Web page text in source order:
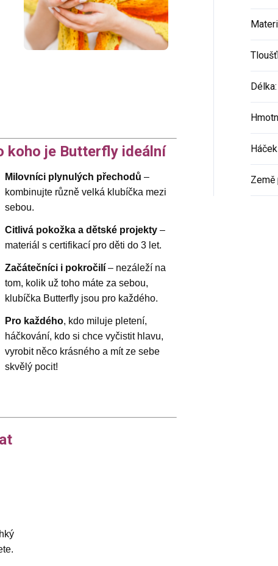
koho je Butterfly ideální
Milovníci plynulých přechodů –
kombinujte různě velká klubíčka mezi
sebou.
Citlivá pokožka a dětské projekty–
materiál s certifikací pro děti do 3 let.
Začátečníci i pokročilí– nezáleží na
tom, kolik už toho máte za sebou,
klubíčka Butterfly jsou pro každého.
Pro každého, kdo miluje pletení,
háčkování, kdo si chce vyčistit hlavu,
vyrobit něco krásného a mít ze sebe
skvělý pocit!
Délka:
Země